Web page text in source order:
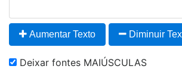
Aumentar Texto Diminuir
Deixar fontes MAIÚSCULAS